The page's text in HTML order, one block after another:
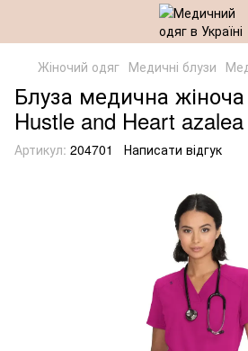
Жіночий одяг Медичні блузи
Блуза медична
Hustle and Heart
Артикул: 204701 Написати відгук